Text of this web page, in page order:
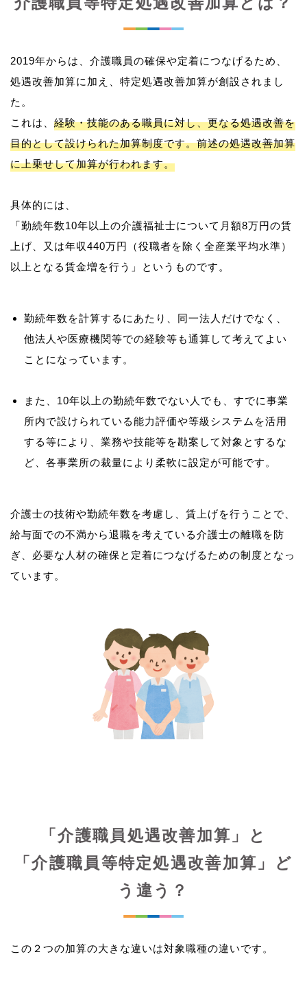
2019年からは、介護職員の確保や定着につなげるため、
処遇改善加算に加え、特定処遇改善加算が創設されまし
た。
これは、 経験・技能のある職員に対し、更なる処遇改善を
目的として設けられた加算制度です。前述の処遇改善加算
に上乗せして加算が行われます。
具体的には、
「勤続年数10年以上の介護福祉士について月額8万円の賃
上げ、又は年収440万円（役職者を除く全産業平均水準）
勤続年数を計算するにあたり、同一法人だけでなく、
他法人や医療機関等での経験等も通算して考えてよい
ことになっています。
また、10年以上の勤続年数でない人でも、すでに事業
所内で設けられている能力評価や等級システムを活用
する等により、業務や技能等を勘案して対象とするな
ど、各事業所の裁量により柔軟に設定が可能です。
介護士の技術や勤続年数を考慮し、賃上げを行うことで、
給与面での不満から退職を考えている介護士の離職を防
ぎ、必要な人材の確保と定着につなげるための制度となっ
ています。
「介護職員処遇改善加算」と
「介護職員等特定処遇改善加算」ど
う違う？
この２つの加算の大きな違いは対象職種の違いです。